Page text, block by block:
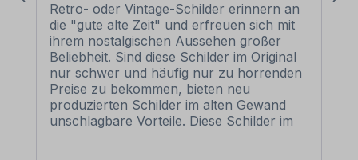
Retro- oder Vintage-Schilder erinnern an
die "gute alte Zeit" und erfreuen sich mit
ihrem nostalgischen Aussehen großer
Beliebheit. Sind diese Schilder im Original
nur schwer und häufig nur zu horrenden
Preise zu bekommen, bieten neu
produzierten Schilder im alten Gewand
unschlagbare Vorteile. Diese Schilder im